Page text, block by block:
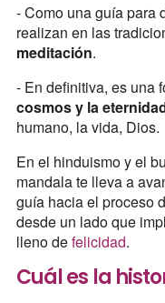
- Como una guía para
realizan en las
meditación.
- En definitiva, es una
cosmos y la
humano, la vida, Dios.
En el hinduismo y el
mandala te lleva a
guía hacia el proceso
desde un lado que
lleno defelicidad.
Cuál es la